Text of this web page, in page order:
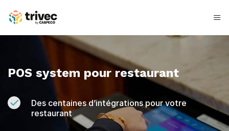
contenu
O
S
s
POS system pour restaurant
Des centaines d’intégrations pour votre
restaurant